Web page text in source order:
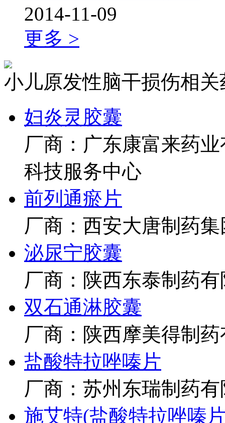
2014-11-09
更多 >
小儿原发性脑干损伤相关
妇炎灵胶囊
厂商：广东康富来药
科技服务中心
前列通瘀片
厂商：西安大唐制药
泌尿宁胶囊
厂商：陕西东泰制药
双石通淋胶囊
厂商：陕西摩美得制
盐酸特拉唑嗪片
厂商：苏州东瑞制药
施艾特(盐酸特拉唑嗪